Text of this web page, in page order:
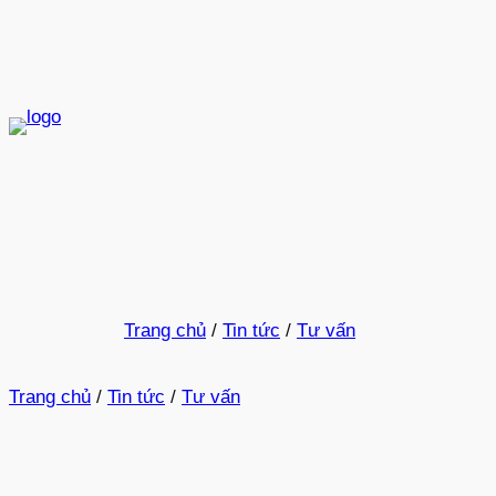
Trang chủ / Tin tức / Tư vấn
Trang chủ / Tin tức / Tư vấn